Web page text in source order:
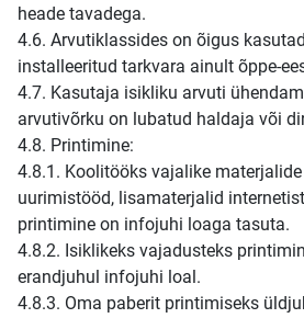
heade tavadega.
4.6. Arvutiklassides on õigus
installeeritud tarkvara ainult õppe-
4.7. Kasutaja isikliku arvuti
arvutivõrku on lubatud haldaja või
4.8. Printimine:
4.8.1. Koolitööks vajalike
uurimistööd, lisamaterjalid
printimine on infojuhi loaga tasuta.
4.8.2. Isiklikeks vajadusteks
erandjuhul infojuhi loal.
4.8.3. Oma paberit printimiseks